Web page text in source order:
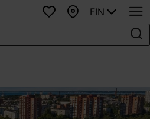
SuosikitKartta
FIN